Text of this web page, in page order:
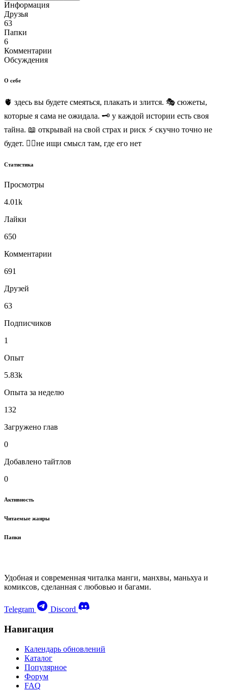
Информация
Друзья
63
Папки
6
Комментарии
Обсуждения
О себе
🫀 здесь вы будете смеяться, плакать и злится. 🎭 сюжеты,
которые я сама не ожидала. 🗝️ у каждой истории есть своя
тайна. 📖 открывай на свой страх и риск ⚡ скучно точно не
будет. ⛓️‍💥не ищи смысл там, где его нет
Статистика
Просмотры
4.01k
Лайки
650
Комментарии
691
Друзей
63
Подписчиков
1
Опыт
5.83k
Опыта за неделю
132
Загружено глав
0
Добавлено тайтлов
0
Активность
Читаемые жанры
Папки
Удобная и современная читалка манги, манхвы, маньхуа и
комиксов, сделанная с любовью и багами.
Telegram Discord
Навигация
Календарь обновлений
Каталог
Популярное
Форум
FAQ